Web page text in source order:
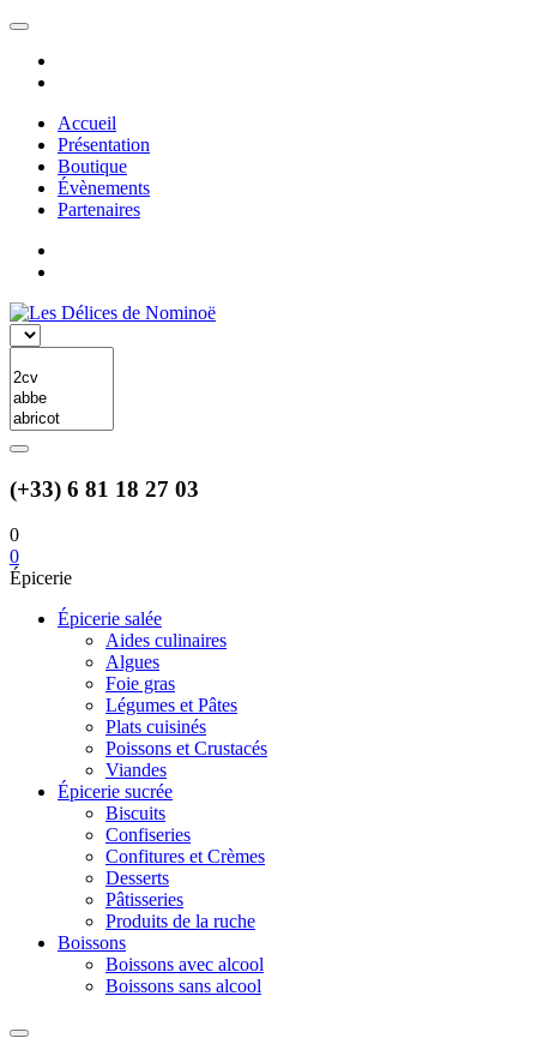
Accueil
Présentation
Boutique
Évènements
Partenaires
(+33) 6 81 18 27 03
0
0
Épicerie
Épicerie salée
Aides culinaires
Algues
Foie gras
Légumes et Pâtes
Plats cuisinés
Poissons et Crustacés
Viandes
Épicerie sucrée
Biscuits
Confiseries
Confitures et Crèmes
Desserts
Pâtisseries
Produits de la ruche
Boissons
Boissons avec alcool
Boissons sans alcool